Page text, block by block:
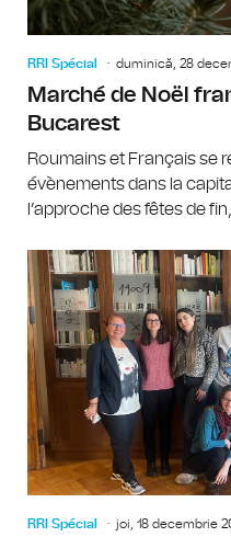
RRI Spécial duminică, 28
Marché de Noël
Bucarest
Roumains et Français se
évènements dans la
l’approche des fêtes de fin,
RRI Spécial joi, 18 decembrie